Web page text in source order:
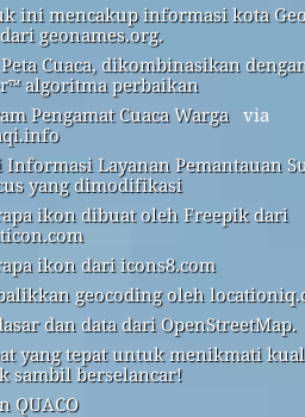
ini mencakup informasi kota
geonames.org.
Cuaca, dikombinasikan
algoritma perbaikan
Pengamat Cuaca Warga via
Informasi Layanan Pemantauan
yang dimodifikasi
ikon dibuat oleh Freepik dari
ikon dari icons8.com
geocoding oleh
dan data dari OpenStreetMap.
yang tepat untuk menikmati
sambil berselancar!
QUACO